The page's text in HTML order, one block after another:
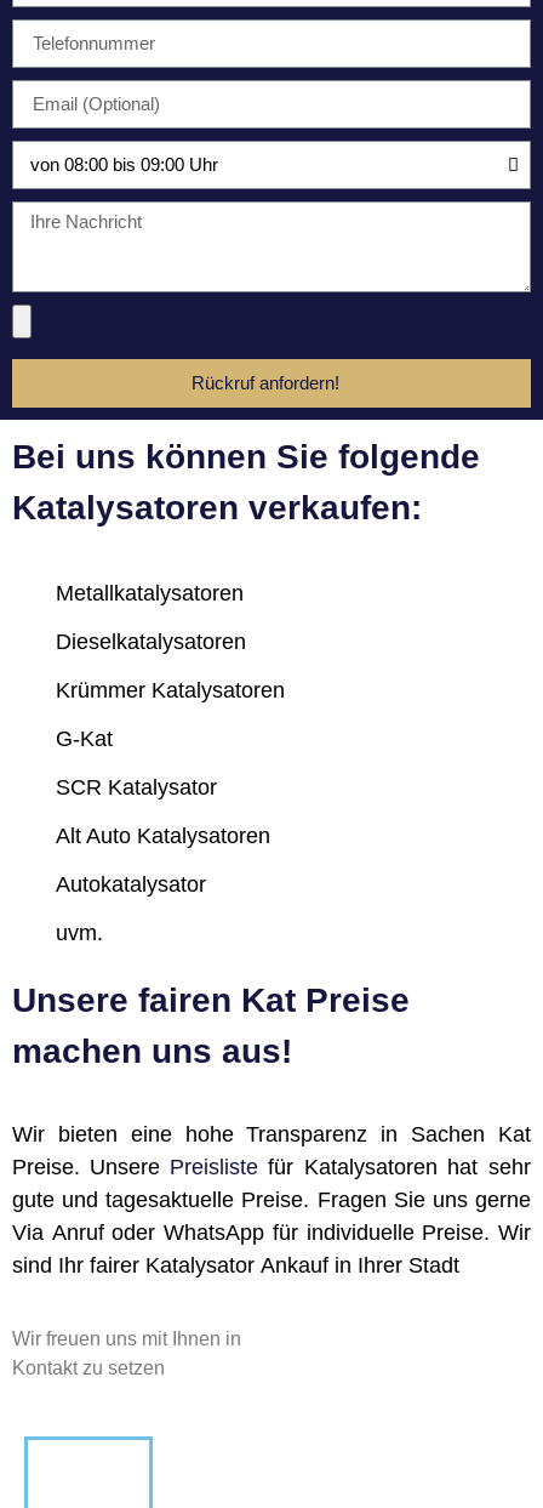
Rückruf anfordern!
Bei uns können Sie folgende
Katalysatoren verkaufen:
Metallkatalysatoren
Dieselkatalysatoren
Krümmer Katalysatoren
G-Kat
SCR Katalysator
Alt Auto Katalysatoren
Autokatalysator
uvm.
Unsere fairen Kat Preise
machen uns aus!
Wir bieten eine hohe Transparenz in Sachen Kat
Preise. Unsere Preisliste für Katalysatoren hat sehr
gute und tagesaktuelle Preise. Fragen Sie uns gerne
Via Anruf oder WhatsApp für individuelle Preise. Wir
sind Ihr fairer Katalysator Ankauf in Ihrer Stadt
Wir freuen uns mit Ihnen in
Kontakt zu setzen